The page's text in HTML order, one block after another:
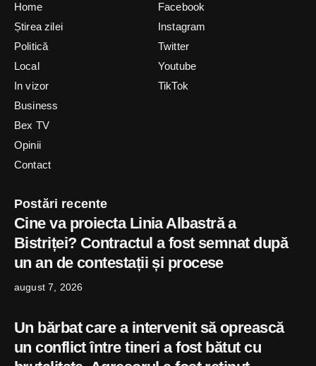
Home
Știrea zilei
Politică
Local
In vizor
Business
Bex TV
Opinii
Contact
Facebook
Instagram
Twitter
Youtube
TikTok
Postări recente
Cine va proiecta Linia Albastră a
Bistriței? Contractul a fost semnat după
un an de contestații și procese
august 7, 2026
Un bărbat care a intervenit să oprească
un conflict între tineri a fost bătut cu